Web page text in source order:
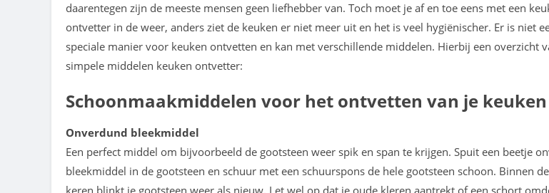
daarentegen zijn de meeste mensen geen liefhebber van. Toch moet je af en toe eens met een
ontvetter in de weer, anders ziet de keuken er niet meer uit en het is veel hygiënischer. Er is niet
speciale manier voor keuken ontvetten en kan met verschillende middelen. Hierbij een overzicht
simpele middelen keuken ontvetter:
Schoonmaakmiddelen voor het ontvetten van je keuken
Onverdund bleekmiddel
Een perfect middel om bijvoorbeeld de gootsteen weer spik en span te krijgen. Spuit een beetje
bleekmiddel in de gootsteen en schuur met een schuurspons de hele gootsteen schoon. Binnen